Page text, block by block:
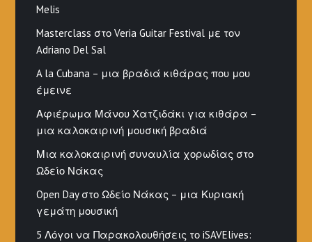
Melis
Masterclass στο Veria Guitar Festival με τον
Adriano Del Sal
A la Cubana – μια βραδιά κιθάρας που μου
έμεινε
Αφιέρωμα Μάνου Χατζιδάκι για κιθάρα –
μια καλοκαιρινή μουσική βραδιά
Μια καλοκαιρινή συναυλία χορωδίας στο
Ωδείο Νάκας
Open Day στο Ωδείο Νάκας – μια Κυριακή
γεμάτη μουσική
5 Λόγοι να Παρακολουθήσεις το iSAVElives: